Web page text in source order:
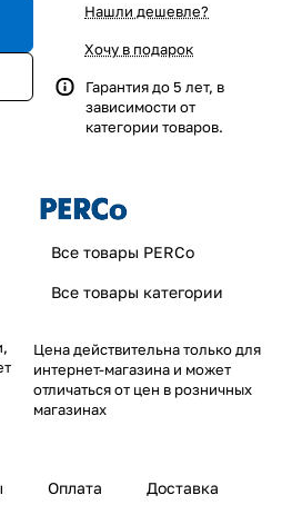
Нашли дешевле?
Хочу в подарок
Гарантия до 5 лет, в
зависимости от
категории товаров.
Все товары PERCo
Все товары категории
Цена действительна только для
интернет-магазина и может
отличаться от цен в розничных
магазинах
Оплата Доставка